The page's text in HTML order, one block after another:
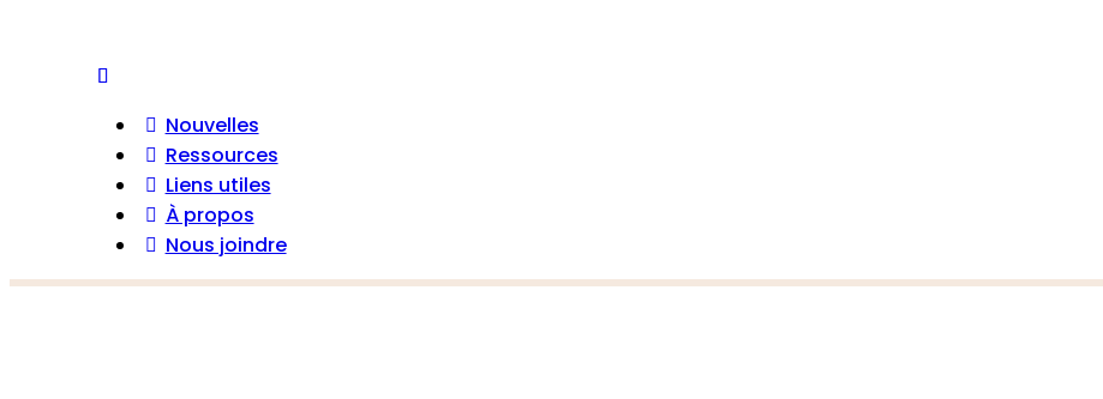
Nouvelles
Ressources
Liens utiles
À propos
Nous joindre